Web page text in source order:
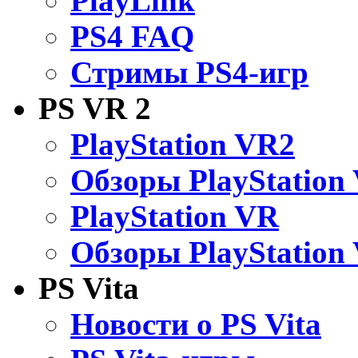
PS4 FAQ
Стримы PS4-игр
PS VR 2
PlayStation VR2
Обзоры PlayStation
PlayStation VR
Обзоры PlayStation
PS Vita
Новости о PS Vita